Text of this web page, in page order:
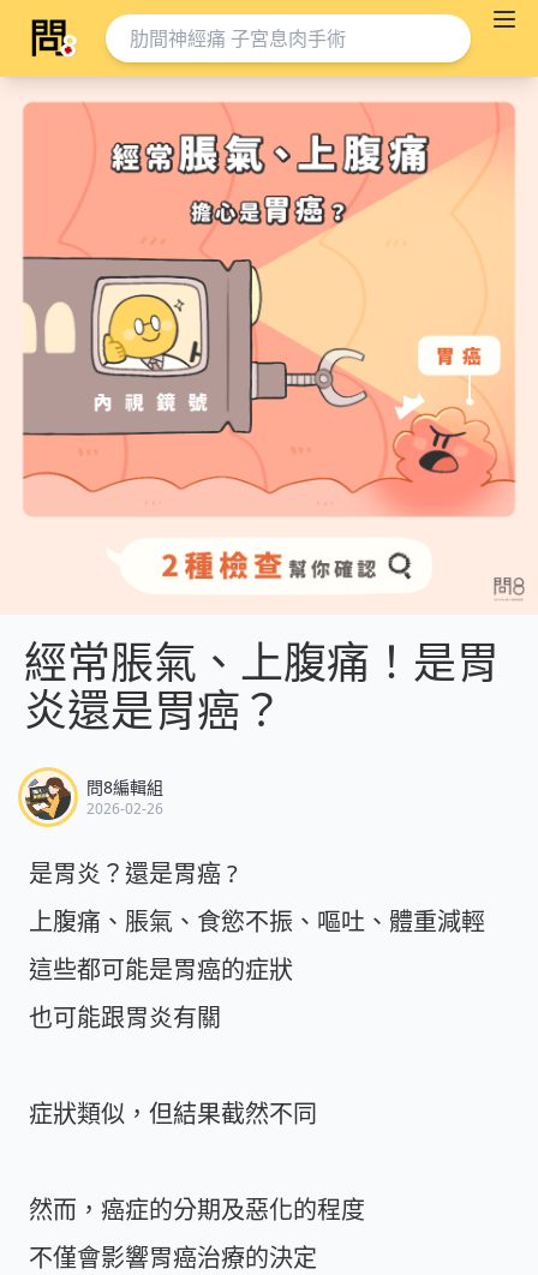
經常脹氣、上腹痛！是胃
炎還是胃癌？
問8編輯組
2026-02-26
是胃炎？還是胃癌 ?
上腹痛、脹氣、食慾不振、嘔吐、體重減輕
這些都可能是胃癌的症狀
也可能跟胃炎有關
症狀類似，但結果截然不同
然而，癌症的分期及惡化的程度
不僅會影響胃癌治療的決定